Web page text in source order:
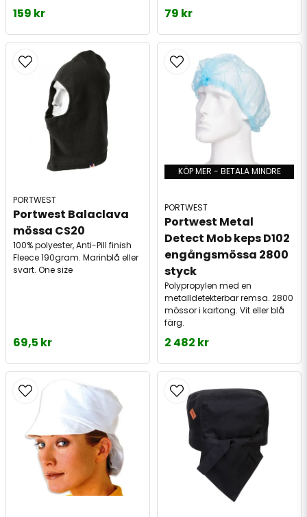
159 kr 79 kr
PORTWEST
Portwest Balaclava
mössa CS20
100% polyester, Anti-Pill finish
Fleece 190gram. Marinblå eller
svart. One size
69,5 kr
KÖP MER - BETALA MINDRE
PORTWEST
Portwest Metal
Detect Mob keps D102
engångsmössa 2800
styck
Polypropylen med en
metalldetekterbar remsa. 2800
mössor i kartong. Vit eller blå
färg.
2 482 kr